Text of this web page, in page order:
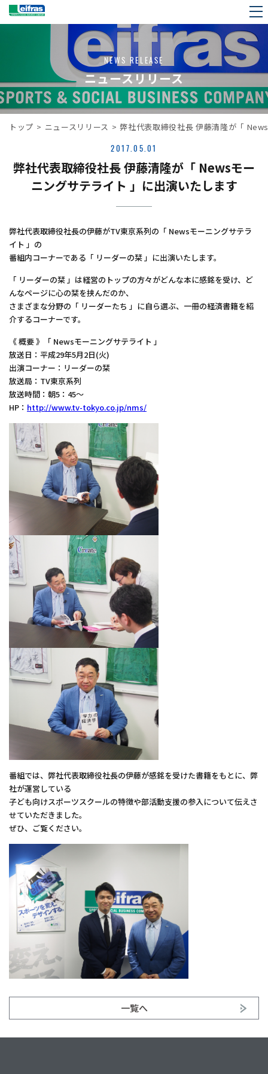
NEWS RELEASE
ニュースリリース
トップ > ニュースリリース > 弊社代表取締役社長 伊藤清隆が「
2017.05.01
弊社代表取締役社長 伊藤清隆が「 Newsモー
ニングサテライト 」に出演いたします
弊社代表取締役社長の伊藤がTV東京系列の「 Newsモーニングサテラ
イト 」の
番組内コーナーである「 リーダーの栞 」に出演いたします。
「 リーダーの栞 」は経営のトップの方々がどんな本に感銘を受け、ど
んなページに心の栞を挟んだのか、
さまざまな分野の「 リーダーたち 」に自ら選ぶ、一冊の経済書籍を紹
介するコーナーです。
《 概要 》「 Newsモーニングサテライト 」
放送日：平成29年5月2日(火)
出演コーナー：リーダーの栞
放送局：TV東京系列
放送時間：朝5：45～
HP： http://www.tv-tokyo.co.jp/nms/
番組では、弊社代表取締役社長の伊藤が感銘を受けた書籍をもとに、弊
社が運営している
子ども向けスポーツスクールの特徴や部活動支援の参入について伝えさ
せていただきました。
ぜひ、ご覧ください。
一覧へ